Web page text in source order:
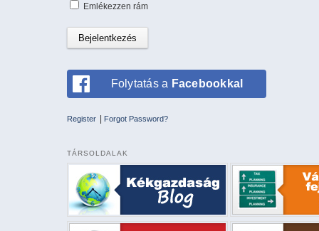
Emlékezzen rám
Folytatás a Facebookkal
Register Forgot Password?
TÁRSOLDALAK